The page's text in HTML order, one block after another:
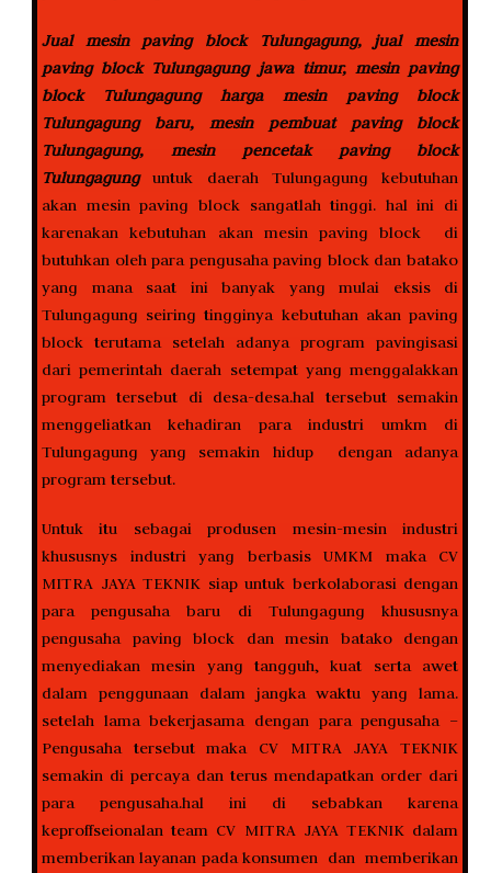
Jual mesin paving block Tulungagung, jual mesin
paving block Tulungagung jawa timur, mesin paving
block Tulungagung harga mesin paving block
Tulungagung baru, mesin pembuat paving block
Tulungagung, mesin pencetak paving block
Tulungagunguntuk daerah Tulungagung kebutuhan
akan mesin paving block sangatlah tinggi. hal ini di
karenakan kebutuhan akan mesin paving block di
butuhkan oleh para pengusaha paving block dan batako
yang mana saat ini banyak yang mulai eksis di
Tulungagung seiring tingginya kebutuhan akan paving
block terutama setelah adanya program pavingisasi
dari pemerintah daerah setempat yang menggalakkan
program tersebut di desa-desa.hal tersebut semakin
menggeliatkan kehadiran para industri umkm di
Tulungagung yang semakin hidup dengan adanya
program tersebut.
Untuk itu sebagai produsen mesin-mesin industri
khususnys industri yang berbasis UMKM maka CV
MITRA JAYA TEKNIK siap untuk berkolaborasi dengan
para pengusaha baru di Tulungagung khususnya
pengusaha paving block dan mesin batako dengan
menyediakan mesin yang tangguh, kuat serta awet
dalam penggunaan dalam jangka waktu yang lama.
setelah lama bekerjasama dengan para pengusaha –
Pengusaha tersebut maka CV MITRA JAYA TEKNIK
semakin di percaya dan terus mendapatkan order dari
para pengusaha.hal ini di sebabkan karena
keproffseionalan team CV MITRA JAYA TEKNIK dalam
memberikan layanan pada konsumen dan memberikan